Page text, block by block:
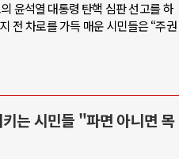
윤석열 대통령 탄핵 심판 선고를 하
전 차로를 가득 매운 시민들은 “주권
는 시민들 "파면 아니면 목